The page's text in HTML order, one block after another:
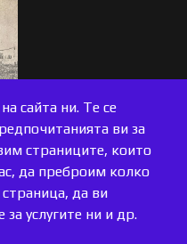
сайта ни. Те се
ви за
страниците, които
да преброим колко
да ви
услугите ни и др.